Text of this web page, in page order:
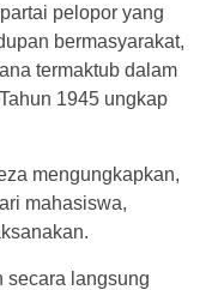
pelopor yang
bermasyarakat,
termaktub dalam
1945 ungkap
mengungkapkan,
mahasiswa,
secara langsung